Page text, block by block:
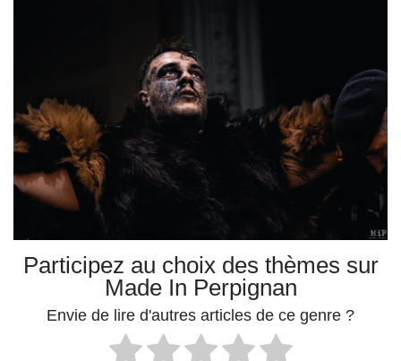
Participez au choix des thèmes sur
Made In Perpignan
Envie de lire d'autres articles de ce genre ?